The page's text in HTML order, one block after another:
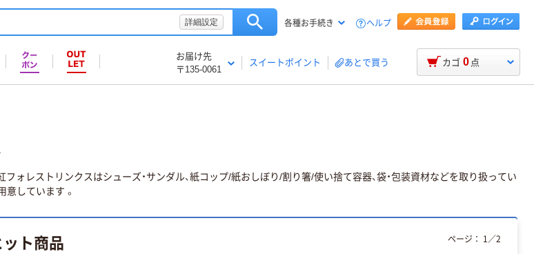
詳細設定 各種お手続き ヘルプ
お届け先
〒135-0061
スイートポイント あとで買う カゴ 0 点
ォレストリンクスはシューズ・サンダル、紙コップ/紙おしぼり/割り箸/使い捨て容器、袋・包装資材などを取り扱ってい
しています 。
ト商品 ページ： 1 ／2